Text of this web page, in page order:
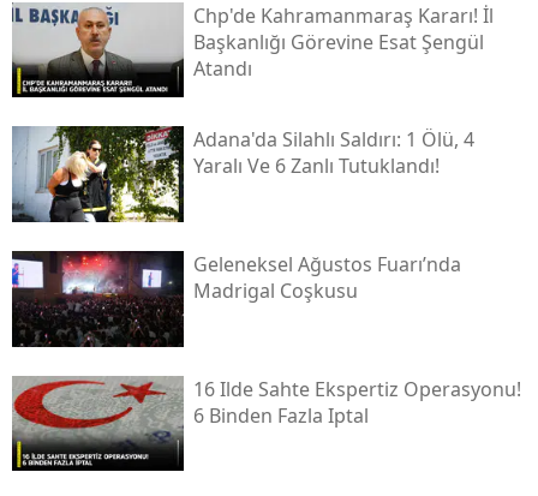
Chp'de Kahramanmaraş Kararı! İl
Başkanlığı Görevine Esat Şengül
Atandı
Adana'da Silahlı Saldırı: 1 Ölü, 4
Yaralı Ve 6 Zanlı Tutuklandı!
Geleneksel Ağustos Fuarı’nda
Madrigal Coşkusu
16 Ilde Sahte Ekspertiz Operasyonu!
6 Binden Fazla Iptal